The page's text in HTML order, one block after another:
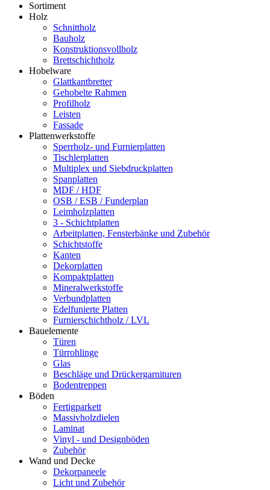
Sortiment
Holz
Schnittholz
Bauholz
Konstruktionsvollholz
Brettschichtholz
Hobelware
Glattkantbretter
Gehobelte Rahmen
Profilholz
Leisten
Fassade
Plattenwerkstoffe
Sperrholz- und Furnierplatten
Tischlerplatten
Multiplex und Siebdruckplatten
Spanplatten
MDF / HDF
OSB / ESB / Funderplan
Leimholzplatten
3 - Schichtplatten
Arbeitplatten, Fensterbänke und Zubehör
Schichtstoffe
Kanten
Dekorplatten
Kompaktplatten
Mineralwerkstoffe
Verbundplatten
Edelfunierte Platten
Furnierschichtholz / LVL
Bauelemente
Türen
Türrohlinge
Glas
Beschläge und Drückergarnituren
Bodentreppen
Böden
Fertigparkett
Massivholzdielen
Laminat
Vinyl - und Designböden
Zubehör
Wand und Decke
Dekorpaneele
Licht und Zubehör